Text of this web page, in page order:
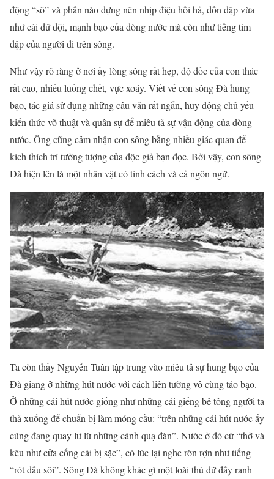
động “sô” và phần nào dựng nên nhịp điệu hối hả, dồn dập vừa
như cái dữ dội, mạnh bạo của dòng nước mà còn như tiếng tim
đập của người đi trên sông.
Như vậy rõ ràng ở nơi ấy lòng sông rất hẹp, độ dốc của con thác
rất cao, nhiều luồng chết, vực xoáy. Viết về con sông Đà hung
bạo, tác giả sử dụng những câu văn rất ngắn, huy động chủ yếu
kiến thức võ thuật và quân sự để miêu tả sự vận động của dòng
nước. Ông cũng cảm nhận con sông bằng nhiều giác quan để
kích thích trí tưởng tượng của độc giả bạn đọc. Bởi vậy, con sông
Đà hiện lên là một nhân vật có tính cách và cả ngôn ngữ.
Ta còn thấy Nguyễn Tuân tập trung vào miêu tả sự hung bạo của
Đà giang ở những hút nước với cách liên tưởng vô cùng táo bạo.
Ở những cái hút nước giống như những cái giếng bê tông người ta
thả xuống để chuẩn bị làm móng cầu: “trên những cái hút nước ấy
cũng đang quay lư lừ những cánh quạ đàn”. Nước ở đó cứ “thở và
kêu như cửa cống cái bị sặc”, có lúc lại nghe rờn rợn như tiếng
“rót dầu sôi”. Sông Đà không khác gì một loài thú dữ đầy ranh